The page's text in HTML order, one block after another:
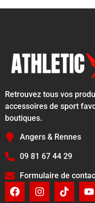
Retrouvez tous vos
accessoires de sport
boutiques.
Angers & Rennes
09 81 67 44 29
Formulaire de